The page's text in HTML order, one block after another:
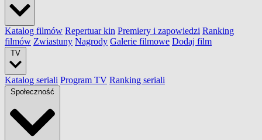
Katalog filmów Repertuar kin Premiery i zapowiedzi Ranking
filmów Zwiastuny Nagrody Galerie filmowe Dodaj film
TV
Katalog seriali Program TV Ranking seriali
Społeczność